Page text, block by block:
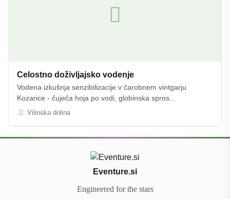
Celostno doživljajsko vodenje
Vodena izkušnja senzibilizacije v čarobnem vintgarju
Kozarice - čuječa hoja po vodi, globinska spros...
Vilinska dolina
Eventure.si
Engineered for the stars